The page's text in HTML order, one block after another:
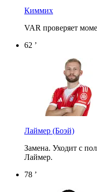
Киммих
VAR проверяет
62 ’
Лаймер (Боэй)
Замена. Уходит с
Лаймер.
78 ’